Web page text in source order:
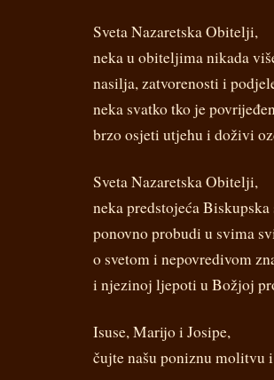
Sveta Nazaretska Obitelji,
neka u obiteljima nikada
nasilja, zatvorenosti i
neka svatko tko je
brzo osjeti utjehu i doživi
Sveta Nazaretska Obitelji,
neka predstojeća Biskupska
ponovno probudi u svima
o svetom i nepovredivom
i njezinoj ljepoti u Božjoj
Isuse, Marijo i Josipe,
čujte našu poniznu molitvu